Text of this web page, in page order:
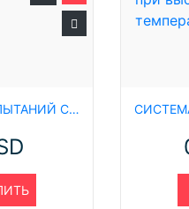
СИСТЕМА ИСПЫТАНИЙ С ДВУМЯ КАМЕРАМИ GD-518-2- C-DC